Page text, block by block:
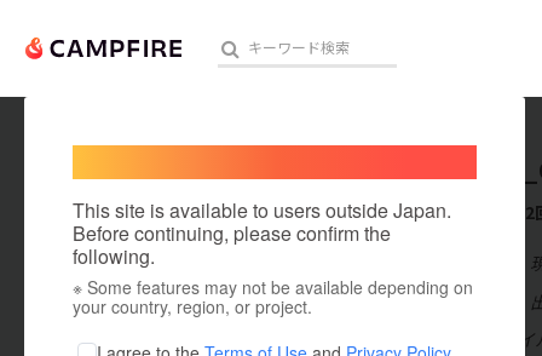
人気のプロジェクト 注目の
アート・写真
テクノロジー・ガジェット
This site is available to users outside Japan.
Before continuing, please confirm the
following.
※ Some features may not be available depending on
your country, region, or project.
これまでに2
出身国：日本
新型コロナウ